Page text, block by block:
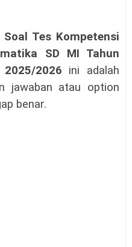
Tes Kompetensi
SD MI Tahun
2026 ini adalah
jawaban atau option
benar.